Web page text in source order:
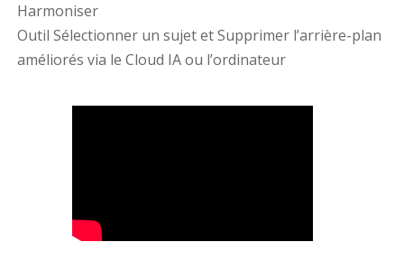
Harmoniser
Outil Sélectionner un sujet et Supprimer l’arrière-plan
améliorés via le Cloud IA ou l’ordinateur